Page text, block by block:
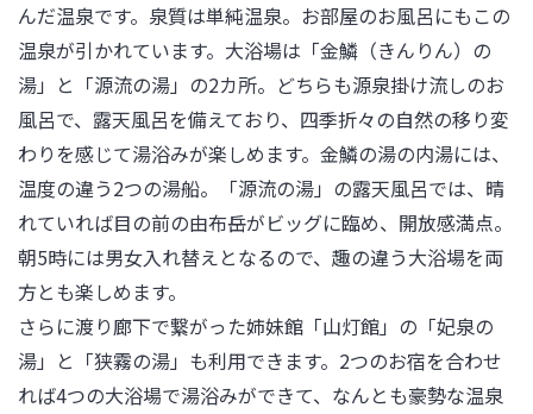
んだ温泉です。泉質は単純温泉。お部屋のお風呂にもこの
温泉が引かれています。大浴場は「金鱗（きんりん）の
湯」と「源流の湯」の2カ所。どちらも源泉掛け流しのお
風呂で、露天風呂を備えており、四季折々の自然の移り変
わりを感じて湯浴みが楽しめます。金鱗の湯の内湯には、
温度の違う2つの湯船。「源流の湯」の露天風呂では、晴
れていれば目の前の由布岳がビッグに臨め、開放感満点。
朝5時には男女入れ替えとなるので、趣の違う大浴場を両
方とも楽しめます。
さらに渡り廊下で繋がった姉妹館「山灯館」の「妃泉の
湯」と「狭霧の湯」も利用できます。2つのお宿を合わせ
れば4つの大浴場で湯浴みができて、なんとも豪勢な温泉